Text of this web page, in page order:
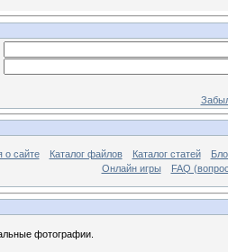
о сайте Каталог файлов Каталог статей
Онлайн игры
FAQ
фотографии.